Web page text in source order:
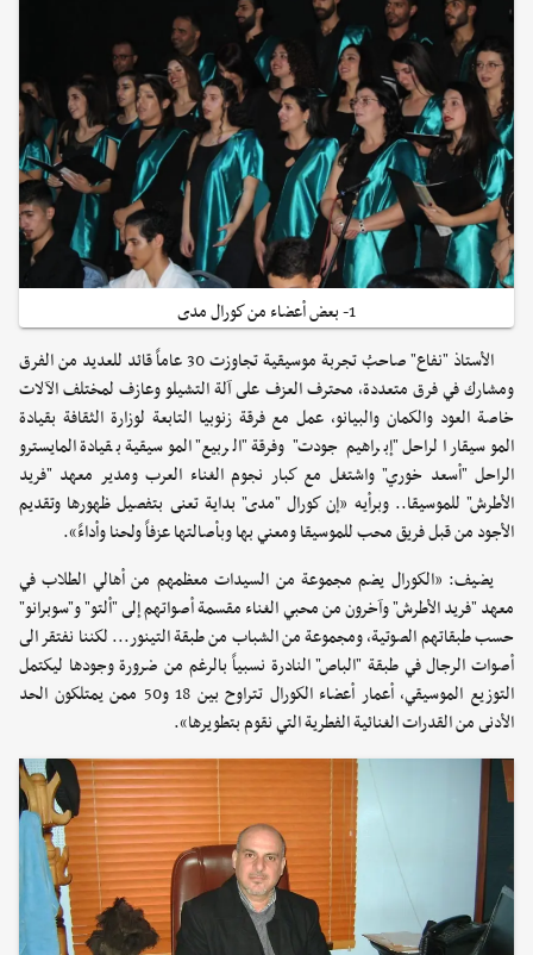
1- بعض أعضاء من كورال مدى
الأستاذ "نفاع" صاحبُ تجربة موسيقية تجاوزت 30 عاماً قائد للعديد من الفرق
ومشارك في فرق متعددة، محترف العزف على آلة التشيلو وعازف لمختلف الآلات
خاصة العود والكمان والبيانو، عمل مع فرقة زنوبيا التابعة لوزارة الثقافة بقيادة
الموسيقار الراحل "إبراهيم جودت" وفرقة "الربيع" الموسيقية بقيادة المايسترو
الراحل "أسعد خوري" واشتغل مع كبار نجوم الغناء العرب ومدير معهد "فريد
الأطرش" للموسيقا.. وبرأيه «إن كورال "مدى" بداية تعنى بتفصيل ظهورها وتقديم
الأجود من قبل فريق محب للموسيقا ومعني بها وبأصالتها عزفاً ولحنا وأداءً».
يضيف: «الكورال يضم مجموعة من السيدات معظمهم من أهالي الطلاب في
معهد "فريد الأطرش" وآخرون من محبي الغناء مقسمة أصواتهم إلى "ألتو" و"سوبرانو"
حسب طبقاتهم الصوتية، ومجموعة من الشباب من طبقة التينور... لكننا نفتقر الى
أصوات الرجال في طبقة "الباص" النادرة نسبياً بالرغم من ضرورة وجودها ليكتمل
التوزيع الموسيقي، أعمار أعضاء الكورال تتراوح بين 18 و50 ممن يمتلكون الحد
الأدنى من القدرات الغنائية الفطرية التي نقوم بتطويرها».